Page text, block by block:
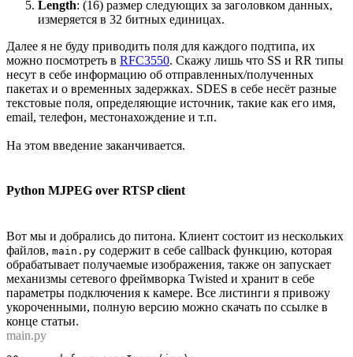
Length: (16) размер следующих за заголовком данных,
измеряется в 32 битных единицах.
Далее я не буду приводить поля для каждого подтипа, их
можно посмотреть в RFC3550. Скажу лишь что SS и RR типы
несут в себе информацию об отправленных/полученных
пакетах и о временных задержках. SDES в себе несёт разные
текстовые поля, определяющие источник, такие как его имя,
email, телефон, местонахождение и т.п.
На этом введение заканчивается.
Python MJPEG over RTSP client
Вот мы и добрались до питона. Клиент состоит из нескольких
файлов, main.py содержит в себе callback функцию, которая
обрабатывает получаемые изображения, также он запускает
механизмы сетевого фреймворка Twisted и хранит в себе
параметры подключения к камере. Все листинги я привожу
укороченными, полную версию можно скачать по ссылке в
конце статьи.
main.py